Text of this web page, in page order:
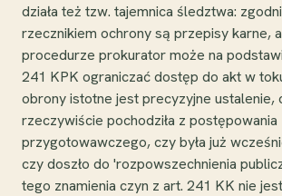
działa też tzw. tajemnica śledztwa:
rzecznikiem ochrony są przepisy karne,
procedurze prokurator może na
241 KPK ograniczać dostęp do akt w
obrony istotne jest precyzyjne ustalenie,
rzeczywiście pochodziła z postępowania
przygotowawczego, czy była już
czy doszło do 'rozpowszechnienia
tego znamienia czyn z art. 241 KK nie